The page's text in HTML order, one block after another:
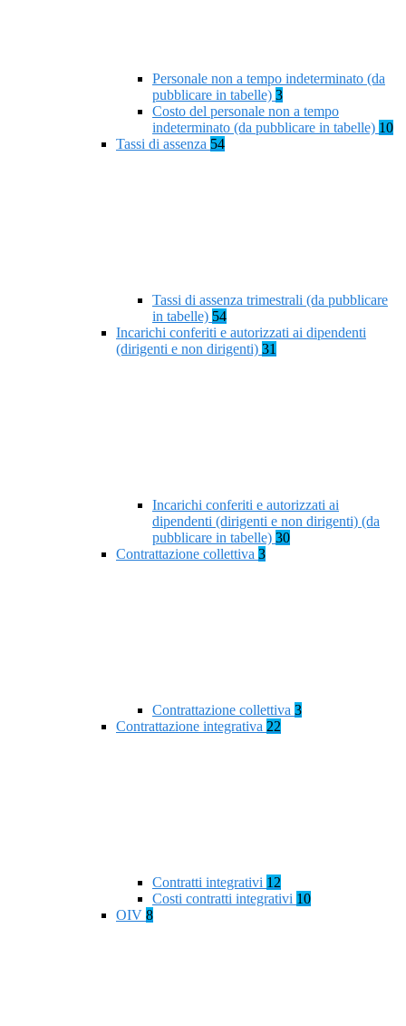
Personale non a tempo indeterminato (da
pubblicare in tabelle) 3
Costo del personale non a tempo
indeterminato (da pubblicare in tabelle) 10
Tassi di assenza 54
Tassi di assenza trimestrali (da pubblicare
in tabelle) 54
Incarichi conferiti e autorizzati ai dipendenti
(dirigenti e non dirigenti) 31
Incarichi conferiti e autorizzati ai
dipendenti (dirigenti e non dirigenti) (da
pubblicare in tabelle) 30
Contrattazione collettiva 3
Contrattazione collettiva 3
Contrattazione integrativa 22
Contratti integrativi 12
Costi contratti integrativi 10
OIV 8